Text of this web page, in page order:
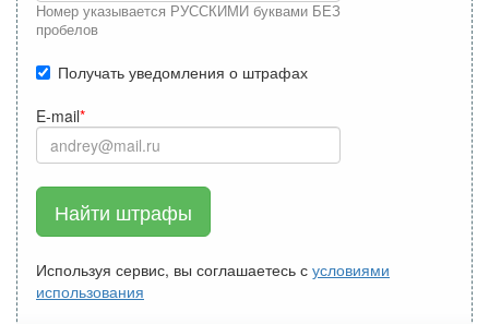
Номер указывается РУССКИМИ буквами БЕЗ
пробелов
Получать уведомления о штрафах
E-mail
Найти штрафы
Используя сервис, вы соглашаетесь с условиями
использования